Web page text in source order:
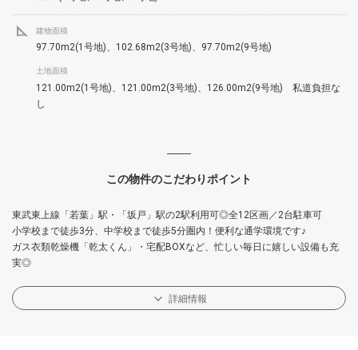
建物面積
97.70m2(1号地)、102.68m2(3号地)、97.70m2(9号地)
土地面積
121.00m2(1号地)、121.00m2(3号地)、126.00m2(9号地) 私道負担な
し
この物件のこだわりポイント
東武東上線「若葉」駅・「坂戸」駅の2駅利用可◎全12区画／2台駐車可
小学校まで徒歩3分、中学校まで徒歩5分圏内！便利な通学環境です♪
ガス衣類乾燥機「乾太くん」・宅配BOXなど、忙しい毎日に嬉しい設備も充
実◎
詳細情報